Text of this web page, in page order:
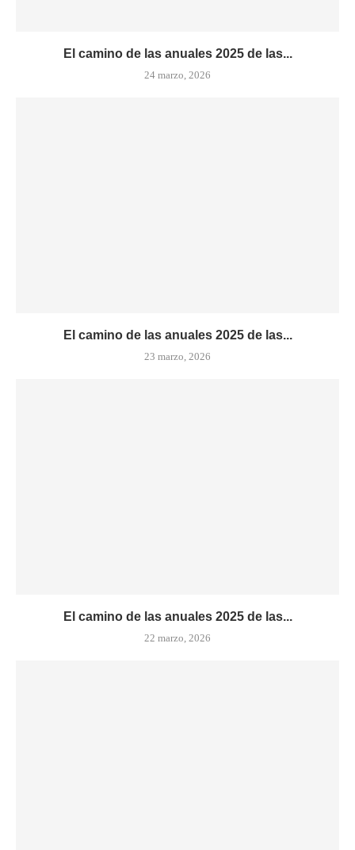
El camino de las anuales 2025 de las...
24 marzo, 2026
El camino de las anuales 2025 de las...
23 marzo, 2026
El camino de las anuales 2025 de las...
22 marzo, 2026